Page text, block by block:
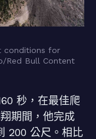
conditions for
Red Bull Content
秒，在最佳爬
期間，他完成
200 公尺。相比